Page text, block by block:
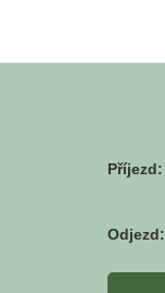
Příjezd:
Odjezd: